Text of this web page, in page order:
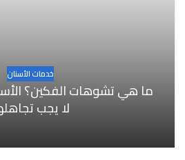
خدمات الأسنان
ما هي تشوهات الفكين؟
لا يجب